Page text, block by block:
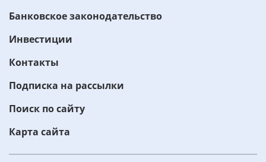
Банковское законодательство
Инвестиции
Контакты
Подписка на рассылки
Поиск по сайту
Карта сайта